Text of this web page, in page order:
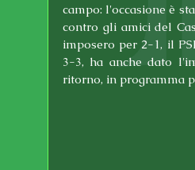
campo: l'occasione è
contro gli amici del
imposero per 2-1, il
3-3, ha anche dato
ritorno, in programma